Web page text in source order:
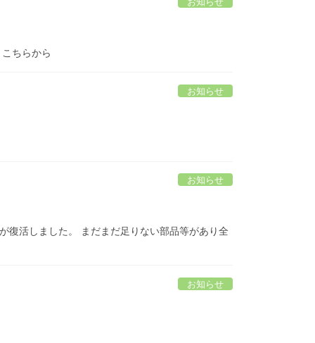
ちらから
お知らせ
お知らせ
復活しました。 まだまだ足りない部品等があり全
お知らせ